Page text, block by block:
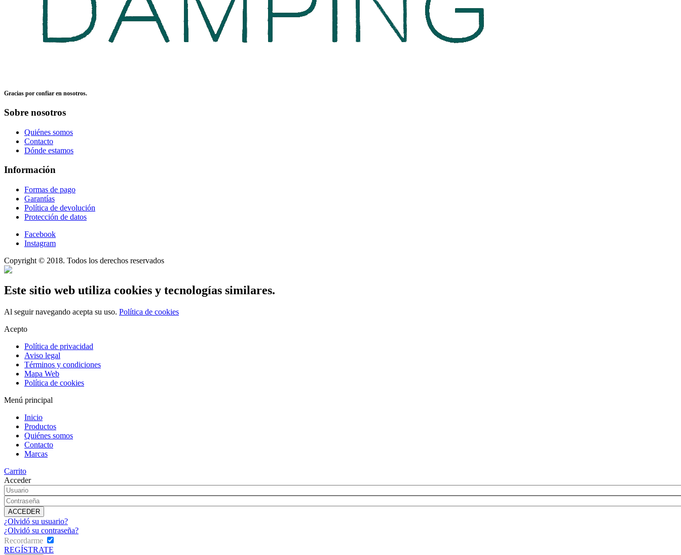
Gracias por confiar en nosotros.
Sobre nosotros
Quiénes somos
Contacto
Dónde estamos
Información
Formas de pago
Garantías
Política de devolución
Protección de datos
Facebook
Instagram
Copyright © 2018. Todos los derechos reservados
Este sitio web utiliza cookies y tecnologías similares.
Al seguir navegando acepta su uso. Política de cookies
Acepto
Política de privacidad
Aviso legal
Términos y condiciones
Mapa Web
Política de cookies
Menú principal
Inicio
Productos
Quiénes somos
Contacto
Marcas
Carrito
Acceder
¿Olvidó su usuario?
¿Olvidó su contraseña?
Recordarme
REGÍSTRATE